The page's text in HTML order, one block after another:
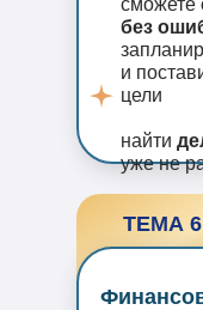
ТЕМА 6
сможете
без
и
цели
найти
уже не